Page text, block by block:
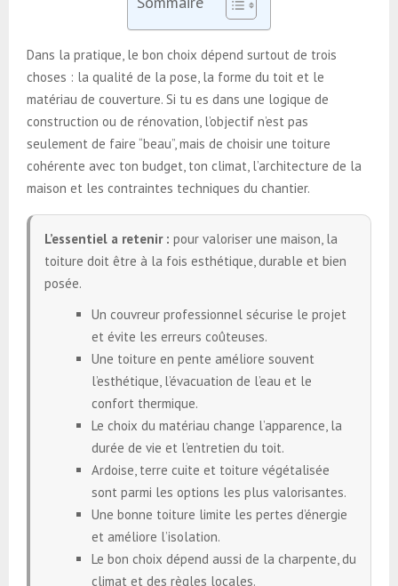
Dans la pratique, le bon choix dépend surtout de trois
choses : la qualité de la pose, la forme du toit et le
matériau de couverture. Si tu es dans une logique de
construction ou de rénovation, l’objectif n’est pas
seulement de faire “beau”, mais de choisir une toiture
cohérente avec ton budget, ton climat, l’architecture de la
maison et les contraintes techniques du chantier.
L’essentiel a retenir : pour valoriser une maison, la
toiture doit être à la fois esthétique, durable et bien
posée.
Un couvreur professionnel sécurise le projet
et évite les erreurs coûteuses.
Une toiture en pente améliore souvent
l’esthétique, l’évacuation de l’eau et le
confort thermique.
Le choix du matériau change l’apparence, la
durée de vie et l’entretien du toit.
Ardoise, terre cuite et toiture végétalisée
sont parmi les options les plus valorisantes.
Une bonne toiture limite les pertes d’énergie
et améliore l’isolation.
Le bon choix dépend aussi de la charpente, du
climat et des règles locales.